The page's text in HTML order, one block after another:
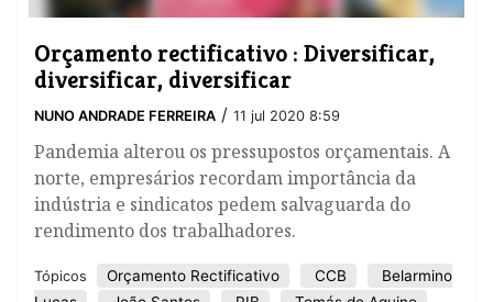
Orçamento rectificativo : Diversificar,
diversificar, diversificar
NUNO ANDRADE FERREIRA / 11 jul 2020 8:59
Pandemia alterou os pressupostos orçamentais. A
norte, empresários recordam importância da
indústria e sindicatos pedem salvaguarda do
rendimento dos trabalhadores.
Tópicos Orçamento Rectificativo CCB
Belarmino